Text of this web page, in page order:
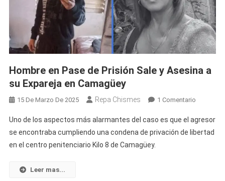
Patio
De
Su
Casa
Tras
Ataque
Esposo
Es
Hombre en Pase de Prisión Sale y Asesina a
su Expareja en Camagüey
15 De Marzo De 2025 Repa Chismes 1 ComentarioEn
En
Pase
Uno de los aspectos más alarmantes del caso es que el agresor
se encontraba cumpliendo una condena de privación de libertad
en el centro penitenciario Kilo 8 de Camagüey.
Leer mas...